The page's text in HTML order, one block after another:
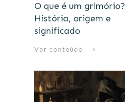
O que é um grimório?
História, origem e
significado
Ver conteúdo